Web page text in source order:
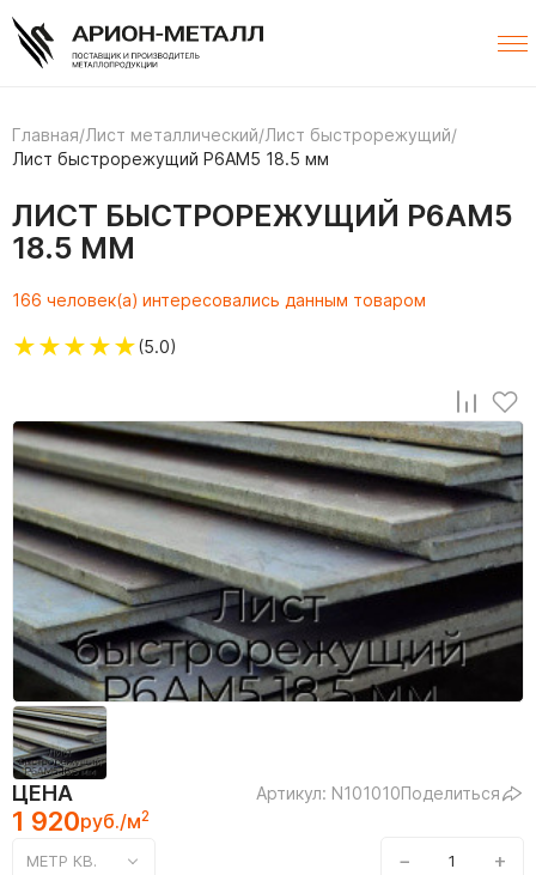
Главная/Лист металлический/Лист быстрорежущий/
Лист быстрорежущий Р6АМ5 18.5 мм
ЛИСТ БЫСТРОРЕЖУЩИЙ Р6АМ5
18.5 ММ
166 человек(а) интересовались данным товаром
★★★★★(5.0)
ЦЕНА Артикул: N101010Поделиться
1 920руб./м2
МЕТР КВ. − +